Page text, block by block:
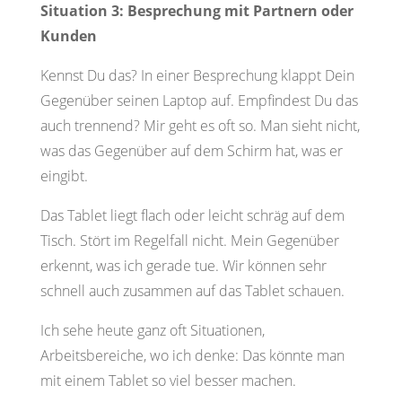
Situation 3: Besprechung mit Partnern oder
Kunden
Kennst Du das? In einer Besprechung klappt Dein
Gegenüber seinen Laptop auf. Empfindest Du das
auch trennend? Mir geht es oft so. Man sieht nicht,
was das Gegenüber auf dem Schirm hat, was er
eingibt.
Das Tablet liegt flach oder leicht schräg auf dem
Tisch. Stört im Regelfall nicht. Mein Gegenüber
erkennt, was ich gerade tue. Wir können sehr
schnell auch zusammen auf das Tablet schauen.
Ich sehe heute ganz oft Situationen,
Arbeitsbereiche, wo ich denke: Das könnte man
mit einem Tablet so viel besser machen.